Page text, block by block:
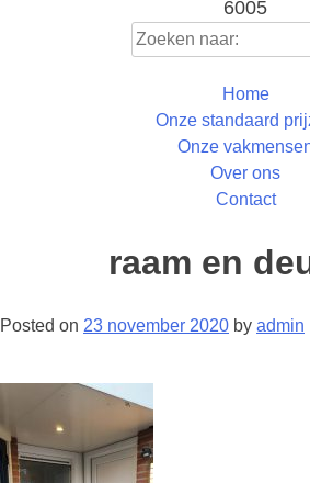
6005
Home
Onze standaard
Onze
Over ons
Contact
raam en
Posted on 23 november 2020 by admin